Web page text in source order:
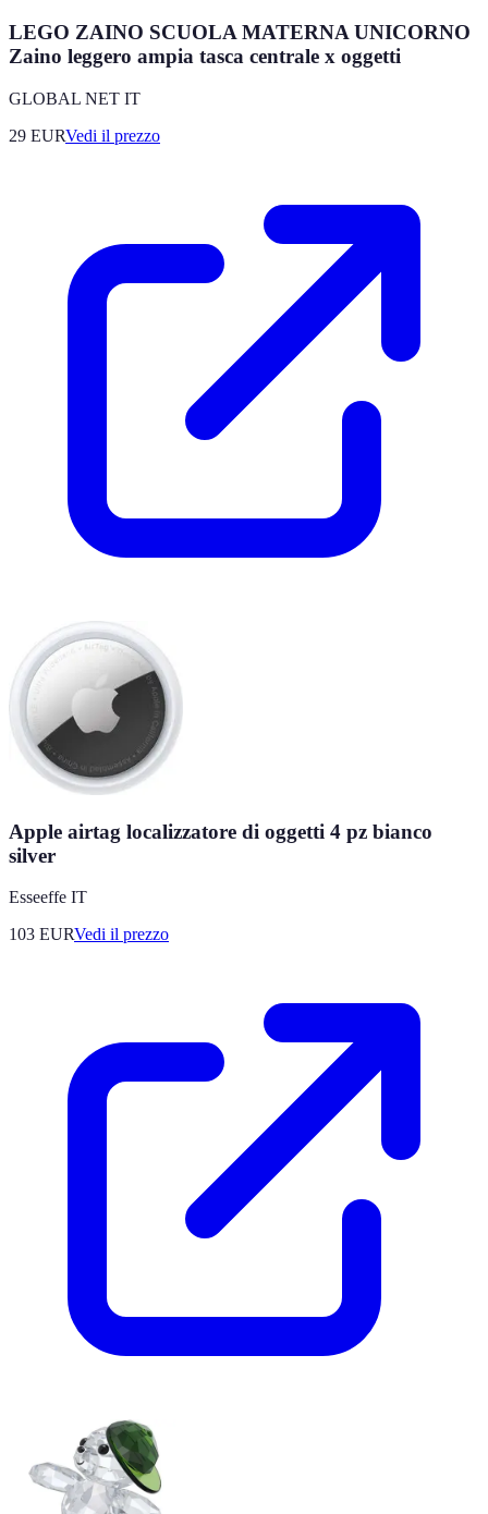
LEGO ZAINO SCUOLA MATERNA UNICORNO
Zaino leggero ampia tasca centrale x oggetti
GLOBAL NET IT
29 EURVedi il prezzo
Apple airtag localizzatore di oggetti 4 pz bianco
silver
Esseeffe IT
103 EURVedi il prezzo